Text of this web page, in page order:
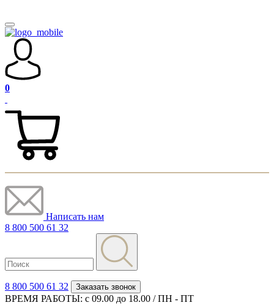
0
Написать нам
8 800 500 61 32
8 800 500 61 32 Заказать звонок
ВРЕМЯ РАБОТЫ: с 09.00 до 18.00 / ПН - ПТ